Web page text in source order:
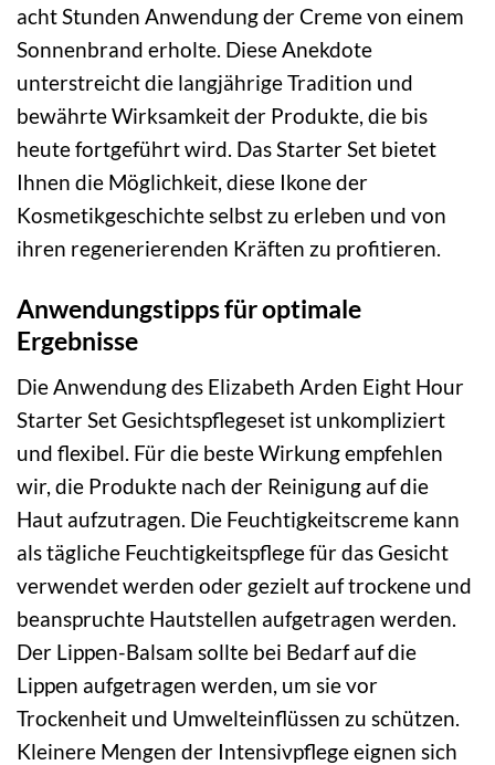
acht Stunden Anwendung der Creme von einem
Sonnenbrand erholte. Diese Anekdote
unterstreicht die langjährige Tradition und
bewährte Wirksamkeit der Produkte, die bis
heute fortgeführt wird. Das Starter Set bietet
Ihnen die Möglichkeit, diese Ikone der
Kosmetikgeschichte selbst zu erleben und von
ihren regenerierenden Kräften zu profitieren.
Anwendungstipps für optimale
Ergebnisse
Die Anwendung des Elizabeth Arden Eight Hour
Starter Set Gesichtspflegeset ist unkompliziert
und flexibel. Für die beste Wirkung empfehlen
wir, die Produkte nach der Reinigung auf die
Haut aufzutragen. Die Feuchtigkeitscreme kann
als tägliche Feuchtigkeitspflege für das Gesicht
verwendet werden oder gezielt auf trockene und
beanspruchte Hautstellen aufgetragen werden.
Der Lippen-Balsam sollte bei Bedarf auf die
Lippen aufgetragen werden, um sie vor
Trockenheit und Umwelteinflüssen zu schützen.
Kleinere Mengen der Intensivpflege eignen sich